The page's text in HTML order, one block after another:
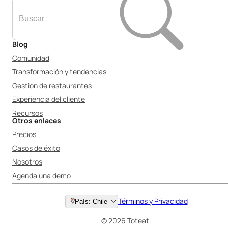
Blog
Comunidad
Transformación y tendencias
Gestión de restaurantes
Experiencia del cliente
Recursos
Otros enlaces
Precios
Casos de éxito
Nosotros
Agenda una demo
País: Chile
Términos y Privacidad
© 2026 Toteat.